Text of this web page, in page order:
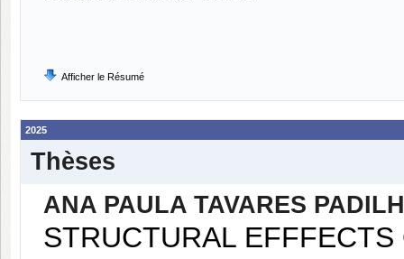
Afficher le Résumé
2025
Thèses
ANA PAULA TAVARES
STRUCTURAL